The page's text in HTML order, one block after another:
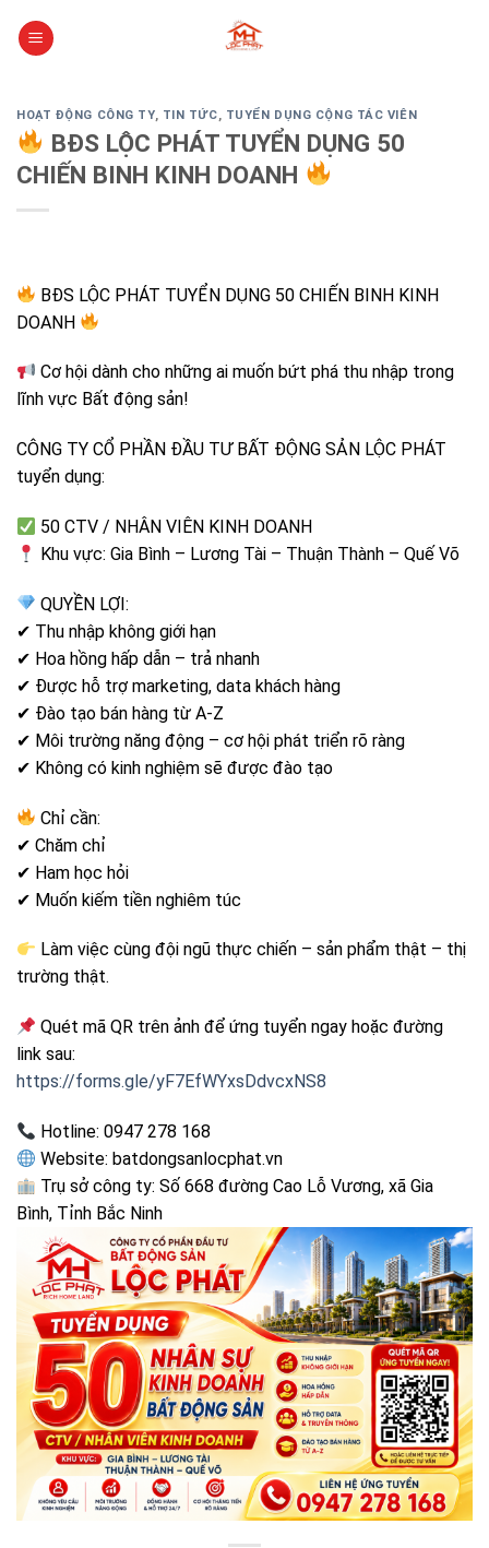
HOẠT ĐỘNG CÔNG TY, TIN TỨC, TUYỂN DỤNG CỘNG TÁC VIÊN
BĐS LỘC PHÁT TUYỂN DỤNG 50
CHIẾN BINH KINH DOANH
BĐS LỘC PHÁT TUYỂN DỤNG 50 CHIẾN BINH KINH
DOANH
Cơ hội dành cho những ai muốn bứt phá thu nhập trong
lĩnh vực Bất động sản!
CÔNG TY CỔ PHẦN ĐẦU TƯ BẤT ĐỘNG SẢN LỘC PHÁT
tuyển dụng:
50 CTV / NHÂN VIÊN KINH DOANH
Khu vực: Gia Bình – Lương Tài – Thuận Thành – Quế Võ
QUYỀN LỢI:
✔ Thu nhập không giới hạn
✔ Hoa hồng hấp dẫn – trả nhanh
✔ Được hỗ trợ marketing, data khách hàng
✔ Đào tạo bán hàng từ A-Z
✔ Môi trường năng động – cơ hội phát triển rõ ràng
✔ Không có kinh nghiệm sẽ được đào tạo
Chỉ cần:
✔ Chăm chỉ
✔ Ham học hỏi
✔ Muốn kiếm tiền nghiêm túc
Làm việc cùng đội ngũ thực chiến – sản phẩm thật – thị
trường thật.
Quét mã QR trên ảnh để ứng tuyển ngay hoặc đường
link sau:
https://forms.gle/yF7EfWYxsDdvcxNS8
Hotline: 0947 278 168
Website: batdongsanlocphat.vn
Trụ sở công ty: Số 668 đường Cao Lỗ Vương, xã Gia
Bình, Tỉnh Bắc Ninh